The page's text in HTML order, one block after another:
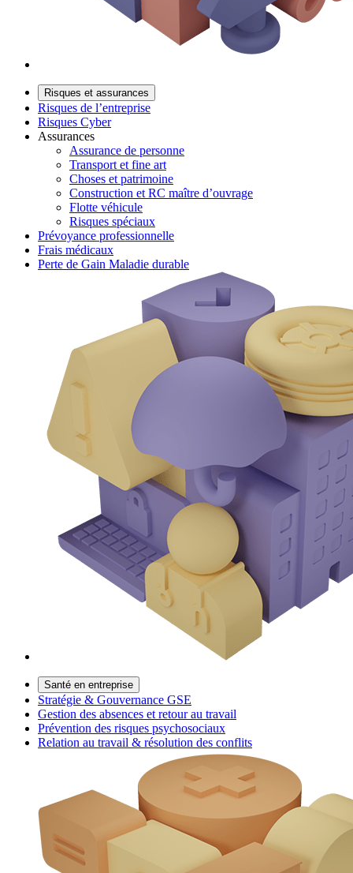
Risques et assurances
Risques de l’entreprise
Risques Cyber
Assurances
Assurance de personne
Transport et fine art
Choses et patrimoine
Construction et RC maître d’ouvrage
Flotte véhicule
Risques spéciaux
Prévoyance professionnelle
Frais médicaux
Perte de Gain Maladie durable
Santé en entreprise
Stratégie & Gouvernance GSE
Gestion des absences et retour au travail
Prévention des risques psychosociaux
Relation au travail & résolution des conflits